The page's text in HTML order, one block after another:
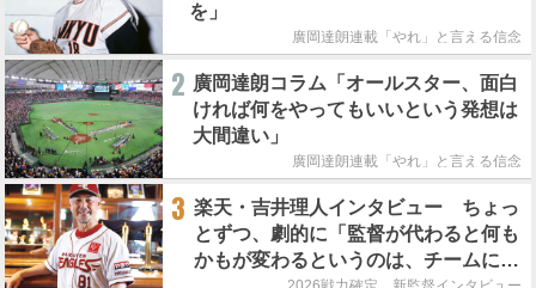
を」
廣岡達朗連載「やれ」と言える信念
2 廣岡達朗コラム「オールスター、面白
ければ何をやってもいいという発想は
大間違い」
廣岡達朗連載「やれ」と言える信念
3 楽天・吉井理人インタビュー ちょっ
とずつ、劇的に「監督が代わると何も
かもが変わるというのは、チームにと